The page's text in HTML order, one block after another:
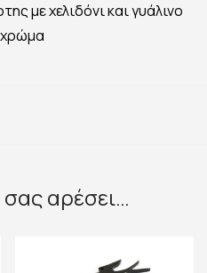
με χελιδόνι και γυάλινο
χρώμα
αρέσει…